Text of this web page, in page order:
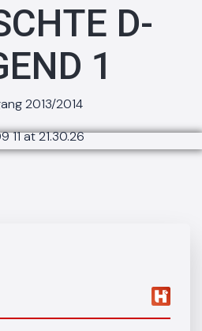
D-
1
2013/2014